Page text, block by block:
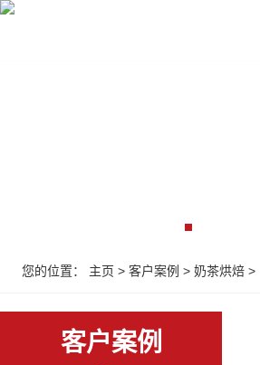
您的位置： 主页 > 客户案例 > 奶茶烘焙 >
客户案例